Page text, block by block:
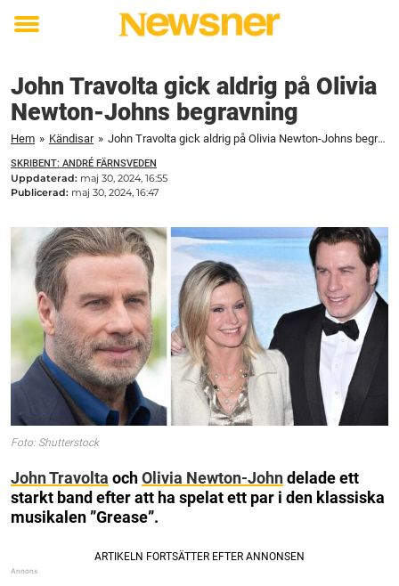
Toggle
John Travolta gick aldrig på Olivia
Newton-Johns begravning
Hem » Kändisar » John Travolta gick aldrig på Olivia Newton-Johns begravning
SKRIBENT: ANDRÉ FÄRNSVEDEN
Uppdaterad: maj 30, 2024, 16:55
Publicerad: maj 30, 2024, 16:47
Foto: Shutterstock
John Travolta ochOlivia Newton-Johndelade ett
starkt band efter att ha spelat ett par i den klassiska
musikalen ”Grease”.